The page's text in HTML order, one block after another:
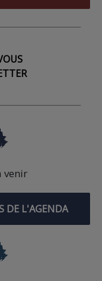
venir
DE L'AGENDA